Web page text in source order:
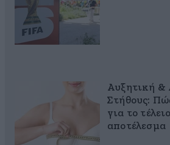
Αυξητική &
Στήθους:
για το
αποτέλεσμα